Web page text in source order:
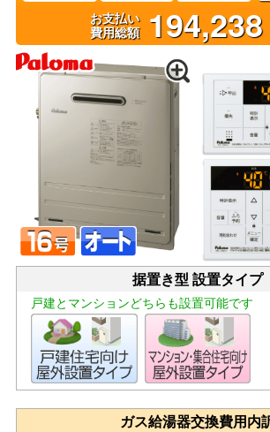
お支払い
費用総額194,238
据置き型 設置タイプ
戸建とマンションどちらも設置可能です
ガス給湯器交換費用内